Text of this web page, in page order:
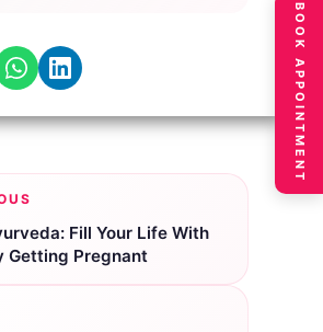
Fill Your Life With
Getting Pregnant
BOOK APPOINTMENT